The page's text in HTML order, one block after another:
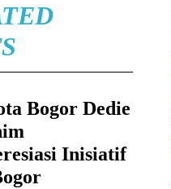
Bogor Dedie
Inisiatif